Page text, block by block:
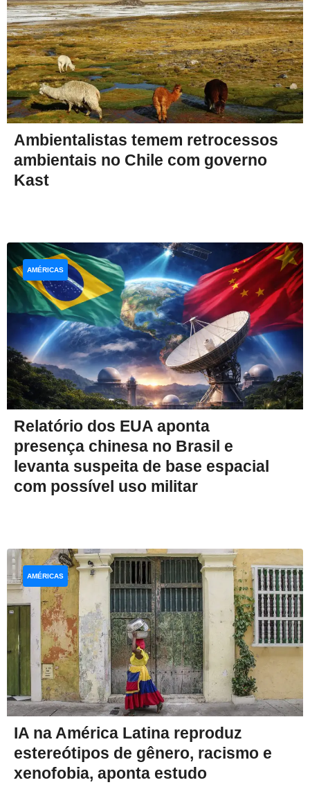
Ambientalistas temem retrocessos
ambientais no Chile com governo
Kast
Relatório dos EUA aponta
presença chinesa no Brasil e
levanta suspeita de base espacial
com possível uso militar
AMÉRICAS
IA na América Latina reproduz
estereótipos de gênero, racismo e
xenofobia, aponta estudo
AMÉRICAS